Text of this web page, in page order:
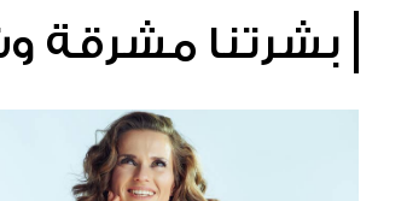
بشرتنا مشرقة